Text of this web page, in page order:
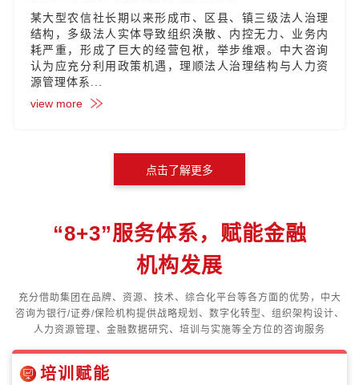
某大型农信社长期以来形成市、区县、镇三级法人治理
结构，多级法人实体导致组织涣散、内控无力、业务内
耗严重，形成了巨大的经营包袱，举步维艰。中大咨询
认为应充分利用政策机遇，理顺法人治理结构与人力资
源管理体系...
view more
“8+3”服务体系，赋能金融
机构发展
充分借助集团在品牌、资源、技术、综合化平台等各方面的优势，中大
咨询为银行/证券/保险机构提供战略规划、数字化转型、组织架构设计、
人力资源管理、金融数据研究、培训与实施等全方位的咨询服务
培训赋能